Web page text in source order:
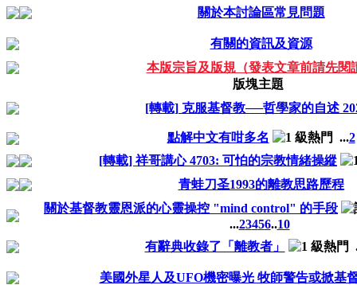
關於本討論區常見問題
有關的資訊及資源
本版宗旨及版規（發表文章前請先閱
版塊主題
[轉載] 克服基督教──哲學家的自述
點解中文有咁多名 ...2
[轉載] 祥哥講心 4703: 可怕的宗教情緒操縱
青蛙刀圣1993的離教思路歷程
關於基督教靈恩派的心靈操控 "mind control" 的手段
...23456..10
有辭典收錄了「離教者」
美國外星人及UFO機密曝光 牧師警告或掀基